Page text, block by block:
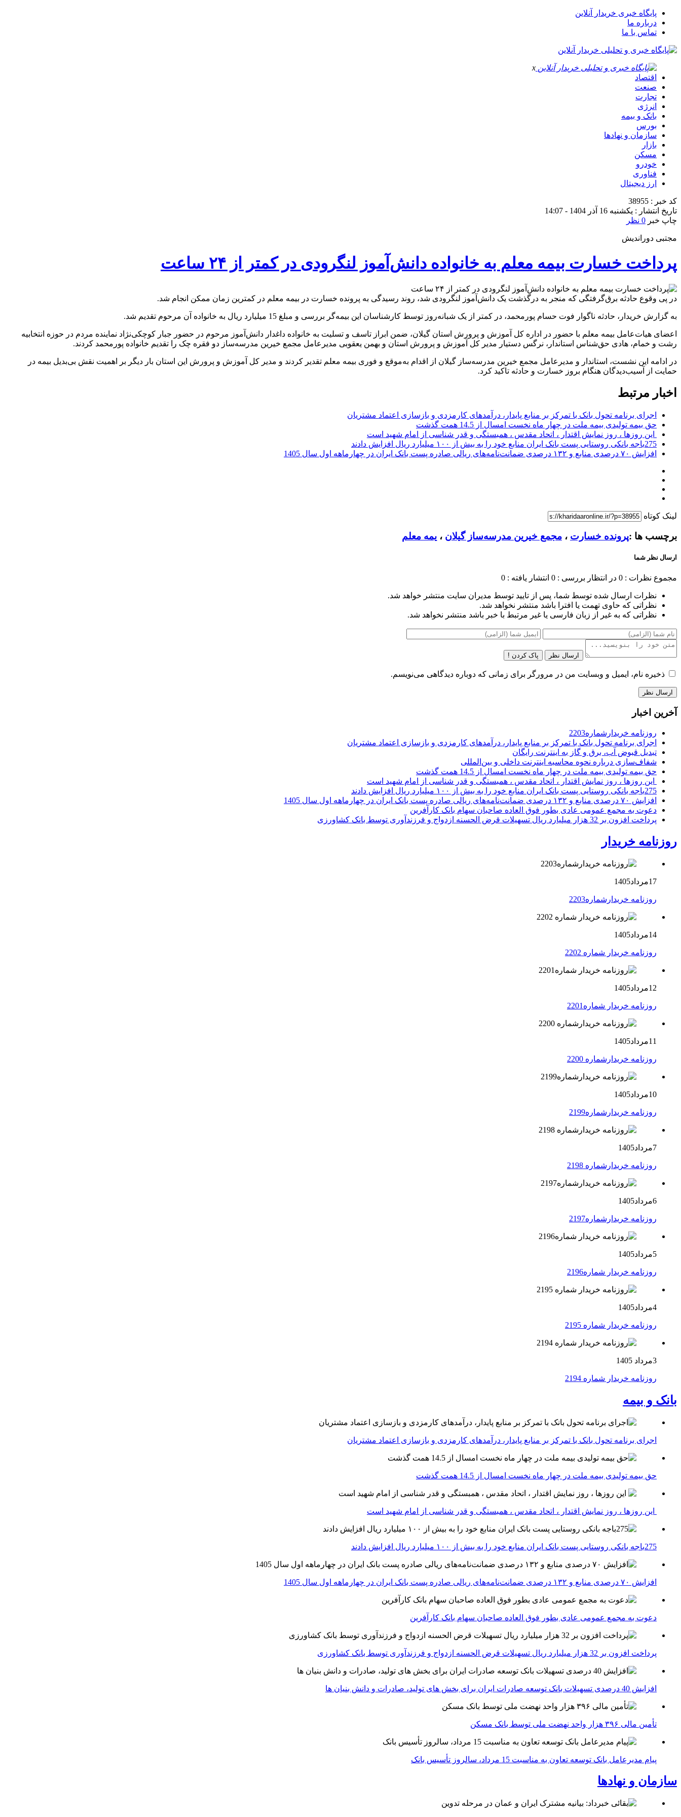
پایگاه خبری خریدار آنلاین
درباره ما
تماس با ما
x
اقتصاد
صنعت
تجارت
انرژی
بانک و بیمه
بورس
سازمان و نهادها
بازار
مسکن
خودرو
فناوری
ارز دیجیتال
کد خبر : 38955
تاریخ انتشار : یکشنبه 16 آذر 1404 - 14:07
چاپ خبر 0 نظر
مجتبی دوراندیش
پرداخت خسارت بیمه معلم به خانواده دانش‌آموز لنگرودی در کمتر از ۲۴ ساعت
در پی وقوع حادثه برق‌گرفتگی که منجر به درگذشت یک دانش‌آموز لنگرودی شد، روند رسیدگی به پرونده خسارت در بیمه معلم در کمترین زمان ممکن انجام شد.
به گزارش خریدار، حادثه ناگوار فوت حسام پورمحمد، در کمتر از یک شبانه‌روز توسط کارشناسان این بیمه‌گر بررسی و مبلغ 15 میلیارد ریال به خانواده آن مرحوم تقدیم شد.
اعضای هیات‌عامل بیمه معلم با حضور در اداره کل آموزش و پرورش استان گیلان، ضمن ابراز تاسف و تسلیت به خانواده داغدار دانش‌آموز مرحوم در حضور جبار کوچکی‌نژاد نماینده مردم در حوزه انتخابیه
رشت و خمام، هادی حق‌شناس استاندار، نرگس دستیار مدیر کل آموزش و پرورش استان و بهمن یعقوبی مدیرعامل مجمع خیرین مدرسه‌ساز دو فقره چک را تقدیم خانواده پورمحمد کردند.
در ادامه این نشست، استاندار و مدیرعامل مجمع خیرین مدرسه‌ساز گیلان از اقدام به‌موقع و فوری بیمه معلم تقدیر کردند و مدیر کل آموزش و پرورش این استان بار دیگر بر اهمیت نقش بی‌بدیل بیمه در
حمایت از آسیب‌دیدگان هنگام بروز خسارت و حادثه تاکید کرد.
اخبار مرتبط
اجرای برنامه تحول بانک با تمرکز بر منابع پایدار، درآمدهای کارمزدی و بازسازی اعتماد مشتریان
حق بیمه تولیدی بیمه ملت در چهار ماه نخست امسال از 14.5 همت گذشت
این روزها ، روز نمایش اقتدار ، اتحاد مقدس ، همبستگی و قدر شناسی از امام شهید است
275باجه بانکی روستایی پست بانک ایران منابع خود را به بیش از ۱۰۰ میلیارد ریال افزایش دادند
افزایش ۷۰ درصدی منابع و ۱۳۲ درصدی ضمانت‌نامه‌های ریالی صادره پست بانک ایران در چهارماهه اول سال 1405
لینک کوتاه
برچسب ها :پرونده خسارت ، مجمع خیرین مدرسه‌ساز گیلان ، یمه معلم
ارسال نظر شما
مجموع نظرات : 0 در انتظار بررسی : 0 انتشار یافته : 0
نظرات ارسال شده توسط شما، پس از تایید توسط مدیران سایت منتشر خواهد شد.
نظراتی که حاوی تهمت یا افترا باشد منتشر نخواهد شد.
نظراتی که به غیر از زبان فارسی یا غیر مرتبط با خبر باشد منتشر نخواهد شد.
ارسال نظر پاک کردن !
ذخیره نام، ایمیل و وبسایت من در مرورگر برای زمانی که دوباره دیدگاهی می‌نویسم.
آخرین اخبار
روزنامه خریدارشماره2203
اجرای برنامه تحول بانک با تمرکز بر منابع پایدار، درآمدهای کارمزدی و بازسازی اعتماد مشتریان
تبدیل قبوض آب، برق و گاز به اینترنت رایگان
شفاف‌سازی درباره نحوه محاسبه اینترنت داخلی و بین‌المللی
حق بیمه تولیدی بیمه ملت در چهار ماه نخست امسال از 14.5 همت گذشت
این روزها ، روز نمایش اقتدار ، اتحاد مقدس ، همبستگی و قدر شناسی از امام شهید است
275باجه بانکی روستایی پست بانک ایران منابع خود را به بیش از ۱۰۰ میلیارد ریال افزایش دادند
افزایش ۷۰ درصدی منابع و ۱۳۲ درصدی ضمانت‌نامه‌های ریالی صادره پست بانک ایران در چهارماهه اول سال 1405
دعوت به مجمع عمومی عادی بطور فوق العاده صاحبان سهام بانک کارآفرین
پرداخت افزون بر 32 هزار میلیارد ریال تسهیلات قرض الحسنه ازدواج و فرزندآوری توسط بانک کشاورزی
روزنامه خریدار
17مرداد1405
روزنامه خریدارشماره2203
14مرداد1405
روزنامه خریدار شماره 2202
12مرداد1405
روزنامه خریدار شماره2201
11مرداد1405
روزنامه خریدارشماره 2200
10مرداد1405
روزنامه خریدارشماره2199
7مرداد1405
روزنامه خریدارشماره 2198
6مرداد1405
روزنامه خریدارشماره2197
5مرداد1405
روزنامه خریدار شماره2196
4مرداد1405
روزنامه خریدار شماره 2195
3مرداد 1405
روزنامه خریدار شماره 2194
بانک و بیمه
اجرای برنامه تحول بانک با تمرکز بر منابع پایدار، درآمدهای کارمزدی و بازسازی اعتماد مشتریان
حق بیمه تولیدی بیمه ملت در چهار ماه نخست امسال از 14.5 همت گذشت
این روزها ، روز نمایش اقتدار ، اتحاد مقدس ، همبستگی و قدر شناسی از امام شهید است
275باجه بانکی روستایی پست بانک ایران منابع خود را به بیش از ۱۰۰ میلیارد ریال افزایش دادند
افزایش ۷۰ درصدی منابع و ۱۳۲ درصدی ضمانت‌نامه‌های ریالی صادره پست بانک ایران در چهارماهه اول سال 1405
دعوت به مجمع عمومی عادی بطور فوق العاده صاحبان سهام بانک کارآفرین
پرداخت افزون بر 32 هزار میلیارد ریال تسهیلات قرض الحسنه ازدواج و فرزندآوری توسط بانک کشاورزی
افزایش 40 درصدی تسهیلات بانک توسعه صادرات ایران برای بخش های تولید، صادرات و دانش بنیان ها
تأمین مالی ۳۹۶ هزار واحد نهضت ملی توسط بانک مسکن
پیام مدیرعامل بانک توسعه تعاون به مناسبت 15 مرداد، سالروز تأسیس بانک
سازمان و نهادها